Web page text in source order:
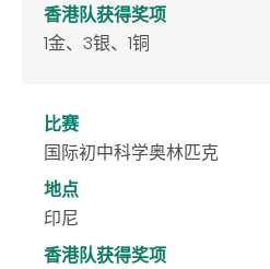
香港队获得奖项
1金、3银、1铜
比赛
国际初中科学奥林匹克
地点
印尼
香港队获得奖项